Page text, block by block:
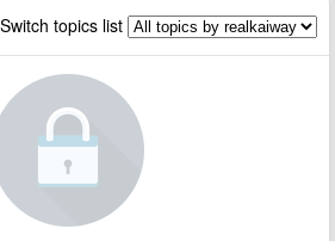
Switch topics list